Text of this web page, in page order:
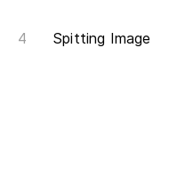
Spitting Image